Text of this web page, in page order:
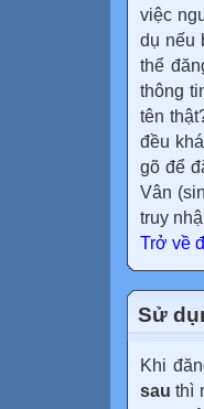
việc
dụ nếu
thể
thông
tên
đều
gõ để
Vân
truy
Trở về
Sử
Khi
sau thì